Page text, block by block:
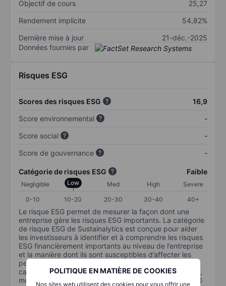
POLITIQUE EN MATIÈRE DE COOKIES
Nos sites web utilisent des cookies pour vous offrir une
Objectif de cours
25,27
Rendement implicite
54,82%
Dernière mise à jour
21-déc.-2025
Données fournies par
Risques ESG
Scores des risques ESG
16,9
Score environnemental
-
Score social
-
Score de gouvernance
-
Catégorie de risques ESG Faible
Negligible Low Med High
Severe
0-10
10-20 20-30 30-40 40+
Le risque ESG permet de mesurer la façon dont une
entreprise gère les risques ESG importants. La catégorie
de risque ESG de Sustainalytics est conçue pour aider
les investisseurs à identifier et à comprendre les risques
ESG financièrement importants au niveau de l’entreprise
et la manière dont ils sont susceptibles d’affecter les
performances à long terme des investissements en
capital. L’échelle va de 0 à 100. Plus le risque est faible,
moins il est important (0 équivaut à aucun risque et 100